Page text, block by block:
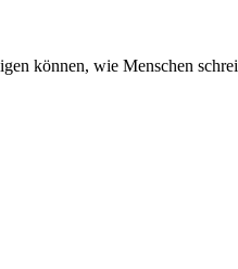
können, wie Menschen